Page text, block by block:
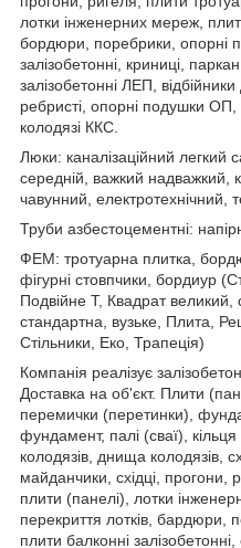
лотки інженерних мереж,
бордюри, поребрики, опорні
залізобетонні, криниці,
залізобетонні ЛЕП,
ребристі, опорні подушки ОП,
колодязі ККС.
Люки: каналізаційний легкий
середній, важкий
чавунний, електротехнічний,
Труби азбестоцементні:
ФЕМ: тротуарна плитка,
фігурні стовпчики, бордиур
Подвійне Т, Квадрат
стандартна, вузьке, Плита,
Стільники, Еко, Трапеція)
Компанія реалізує
Доставка на об'єкт. Плити
перемички (перетинки),
фундамент, палі (сваї), кільця
колодязів, днища колодязів,
майданчики, східці, прогони,
плити (панелі), лотки
перекриття лотків, бардюри,
плити балконні